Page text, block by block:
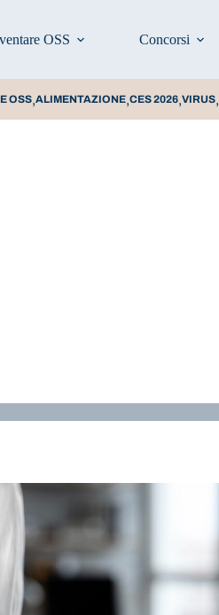
OSS Concorsi
OSS,ALIMENTAZIONE,CES 2026,VIRUS,